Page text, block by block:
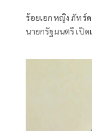
ร้อยเอกหญิง ภัทร์
นายกรัฐมนตรี เปิ
กระทรวงเกษตรแ
บริหารจัดการแล
ให้สอดคล้องกับส
แวดล้อม และกติก
ประมงไทยให้เติบ